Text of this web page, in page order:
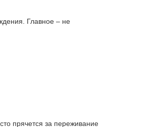
Главное – не
прячется за переживание